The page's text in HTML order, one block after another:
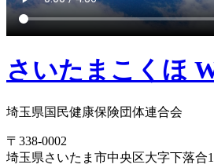
さいたまこくほ
埼玉県国民健康保険団体連合会
〒338-0002
埼玉県さいたま市中央区大字下落合